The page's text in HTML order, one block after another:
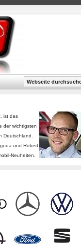
ist das
der wichtigsten
Deutschland.
und Robert
Neuheiten.